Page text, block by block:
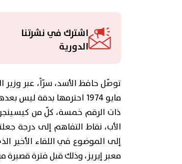
اشترك في نشرتنا
الدورية
توصّل حافظ الأسد، سرّاً، عبر
مايو 1974 احترمها
ذات الرقم خمسة، كلّ من كيسينجر
الأب، نقاط التفاهم إلى درجة
إلى الموضوع في اللقاء الأخير
معبر إيريز، وذلك قبل فترة قصيرة